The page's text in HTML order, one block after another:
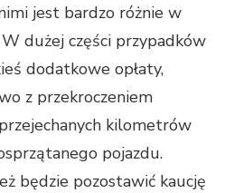
jest bardzo różnie w
dużej części przypadków
dodatkowe opłaty,
z przekroczeniem
kilometrów
pojazdu.
będzie pozostawić kaucję